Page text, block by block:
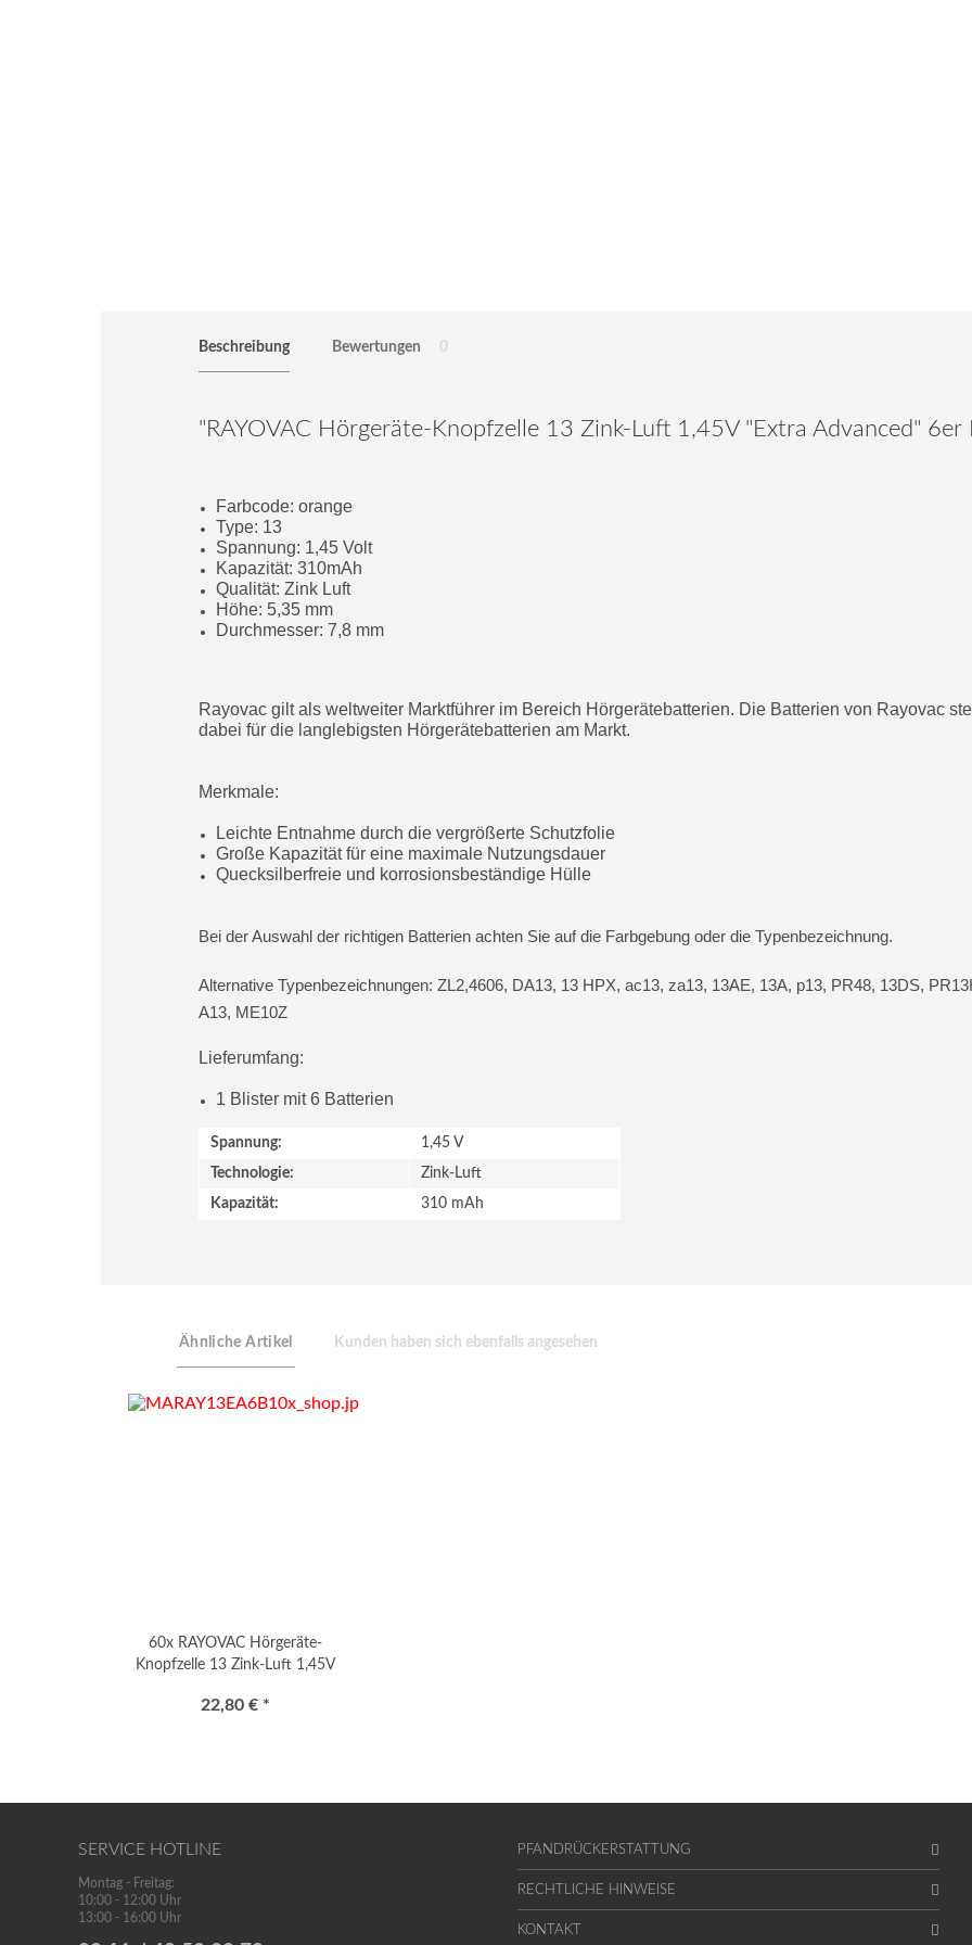
Beschreibung Bewertungen 0
"RAYOVAC Hörgeräte-Knopfzelle 13 Zink-Luft 1,45V "Extra Advanced" 6er
Farbcode: orange
Type: 13
Spannung: 1,45 Volt
Kapazität: 310mAh
Qualität: Zink Luft
Höhe: 5,35 mm
Durchmesser: 7,8 mm
Rayovac gilt als weltweiter Marktführer im Bereich Hörgerätebatterien. Die Batterien von Rayovac
dabei für die langlebigsten Hörgerätebatterien am Markt.
Merkmale:
Leichte Entnahme durch die vergrößerte Schutzfolie
Große Kapazität für eine maximale Nutzungsdauer
Quecksilberfreie und korrosionsbeständige Hülle
Bei der Auswahl der richtigen Batterien achten Sie auf die Farbgebung oder die Typenbezeichnung.
Alternative Typenbezeichnungen: ZL2,4606, DA13, 13 HPX, ac13, za13, 13AE, 13A, p13, PR48, 13DS,
A13, ME10Z
Lieferumfang:
1 Blister mit 6 Batterien
Spannung:
1,45 V
Technologie:
Zink-Luft
Kapazität:
310 mAh
Ähnliche Artikel Kunden haben sich ebenfalls angesehen
60x RAYOVAC Hörgeräte-
Knopfzelle 13 Zink-Luft 1,45V
22,80 € *
SERVICE HOTLINE
Montag - Freitag:
10:00 - 12:00 Uhr
13:00 - 16:00 Uhr
PFANDRÜCKERSTATTUNG
RECHTLICHE HINWEISE
KONTAKT